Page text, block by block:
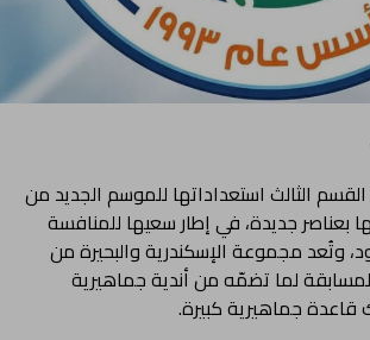
الثالث استعداداتها للموسم الجديد من
بعناصر جديدة، في إطار سعيها للمنافسة
وتُعد مجموعة الإسكندرية والبحيرة من
لما تضمّه من أندية جماهيرية
قاعدة جماهيرية كبيرة.